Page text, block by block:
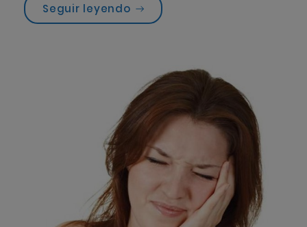
Seguir leyendo«¿Tienes hipersensibilidad